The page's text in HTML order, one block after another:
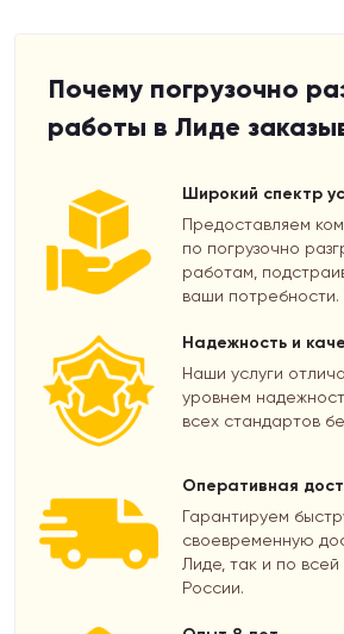
Почему погрузочно
работы в Лиде
Широкий спектр
Предоставляем
по погрузочно
работам,
ваши потребности.
Надежность и
Наши услуги
уровнем
всех стандартов
Оперативная
Гарантируем
своевременную
Лиде, так и по
России.